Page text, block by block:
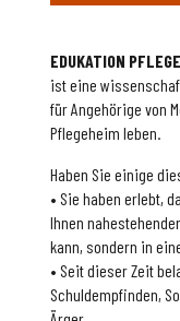
EDUKATION
ist eine
für Angehörige von
Pflegeheim leben.
Haben Sie einige
• Sie haben erlebt,
Ihnen
kann, sondern in
• Seit dieser Zeit
Schuldempfinden,